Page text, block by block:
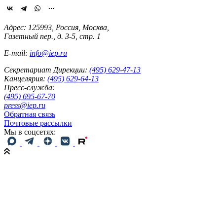
Адрес: 125993, Россия, Москва,
Газетный пер., д. 3-5, стр. 1
E-mail: info@iep.ru
Секретариат Дирекции: (495) 629-47-13
Канцелярия: (495) 629-64-13
Пресс-служба:
(495) 695-67-70
press@iep.ru
Обратная связь
Почтовые рассылки
Мы в соцсетях: